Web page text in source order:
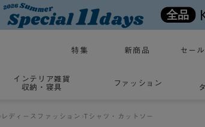
特集 新商品 セール
インテリア雑貨
収納・寝具
ファッション
レディースファッション Tシャツ・カットソー